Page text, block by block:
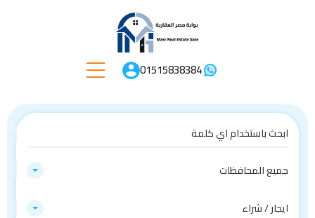
01515838384
جميع المحافظات
ايجار / شراء